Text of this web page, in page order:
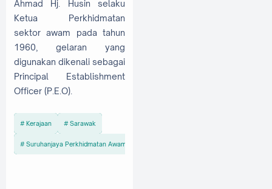
Ahmad Hj. Husin selaku
Ketua Perkhidmatan
sektor awam pada tahun
1960, gelaran yang
digunakan dikenali sebagai
Principal Establishment
Officer (P.E.O).
Kerajaan Sarawak
Suruhanjaya Perkhidmatan Awam Malaysia (SPA)